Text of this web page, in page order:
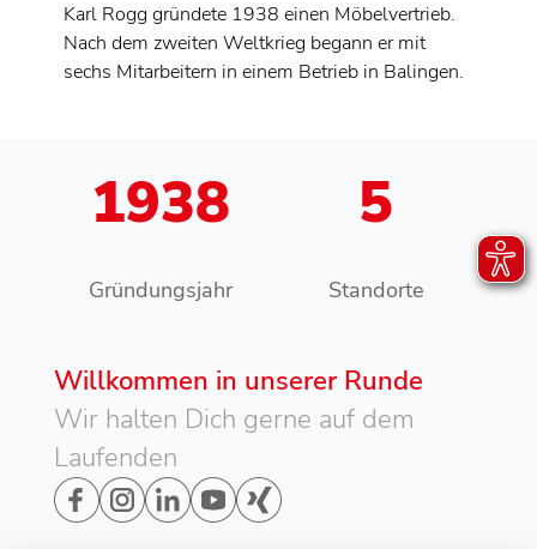
Karl Rogg gründete 1938 einen Möbelvertrieb.
Nach dem zweiten Weltkrieg begann er mit
sechs Mitarbeitern in einem Betrieb in Balingen.
1938
Gründungsjahr
5
Standorte
Willkommen in unserer Runde
Wir halten Dich gerne auf dem
Laufenden